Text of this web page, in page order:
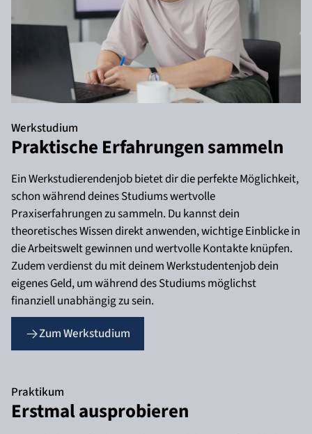
Werkstudium
Praktische Erfahrungen sammeln
Ein Werkstudierendenjob bietet dir die perfekte Möglichkeit,
schon während deines Studiums wertvolle
Praxiserfahrungen zu sammeln. Du kannst dein
theoretisches Wissen direkt anwenden, wichtige Einblicke in
die Arbeitswelt gewinnen und wertvolle Kontakte knüpfen.
Zudem verdienst du mit deinem Werkstudentenjob dein
eigenes Geld, um während des Studiums möglichst
finanziell unabhängig zu sein.
Zum Werkstudium
Praktikum
Erstmal ausprobieren